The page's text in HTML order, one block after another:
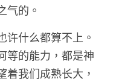
气的。
许什么都算不上。
等的能力，都是神
着我们成熟长大，